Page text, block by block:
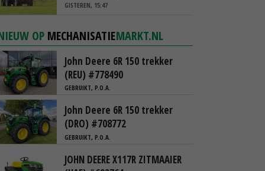
GISTEREN, 15:47
OP MECHANISATIEMARKT.NL
John Deere 6R 150 trekker
(REU) #778490
GEBRUIKT, P.O.A.
John Deere 6R 150 trekker
(DRO) #708772
GEBRUIKT, P.O.A.
JOHN DEERE X117R ZITMAAIER